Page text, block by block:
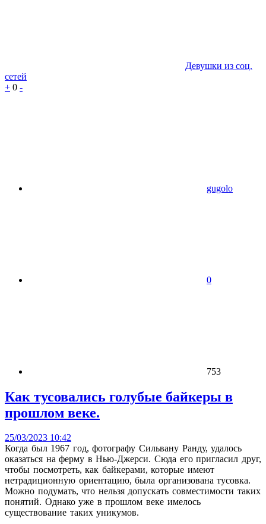
Девушки из соц.
сетей
+ 0 -
gugolo
0
753
Как тусовались голубые байкеры в
прошлом веке.
25/03/2023 10:42
Когда был 1967 год, фотографу Сильвану Ранду, удалось
оказаться на ферму в Нью-Джерси. Сюда его пригласил друг,
чтобы посмотреть, как байкерами, которые имеют
нетрадиционную ориентацию, была организована тусовка.
Можно подумать, что нельзя допускать совместимости таких
понятий. Однако уже в прошлом веке имелось
существование таких уникумов.